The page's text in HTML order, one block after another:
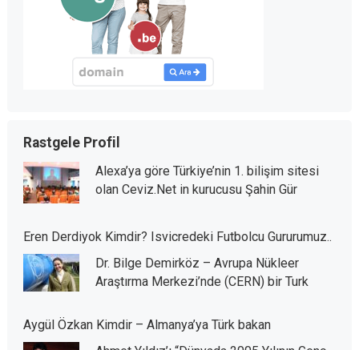
Rastgele Profil
Alexa’ya göre Türkiye’nin 1. bilişim sitesi
olan Ceviz.Net in kurucusu Şahin Gür
Eren Derdiyok Kimdir? Isvicredeki Futbolcu Gururumuz..
Dr. Bilge Demirköz – Avrupa Nükleer
Araştırma Merkezi’nde (CERN) bir Turk
Aygül Özkan Kimdir – Almanya’ya Türk bakan